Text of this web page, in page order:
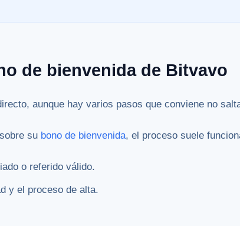
de bienvenida de Bitvavo
aunque hay varios pasos que conviene no
su bono de bienvenida, el proceso suele
o referido válido.
y el proceso de alta.